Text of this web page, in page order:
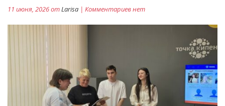
11 июня, 2026 отLarisa | Комментариев нет